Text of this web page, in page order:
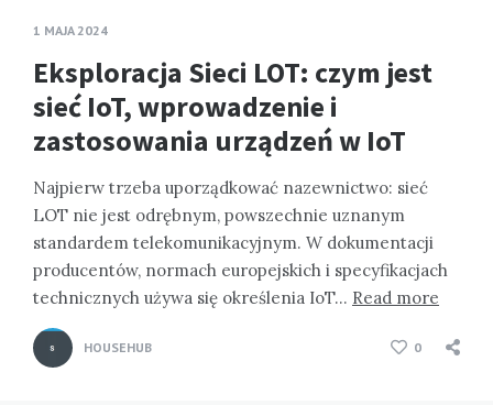
1 MAJA 2024
Eksploracja Sieci LOT: czym jest
sieć IoT, wprowadzenie i
zastosowania urządzeń w IoT
Najpierw trzeba uporządkować nazewnictwo: sieć
LOT nie jest odrębnym, powszechnie uznanym
standardem telekomunikacyjnym. W dokumentacji
producentów, normach europejskich i specyfikacjach
technicznych używa się określenia IoT… Read more
HOUSEHUB 0